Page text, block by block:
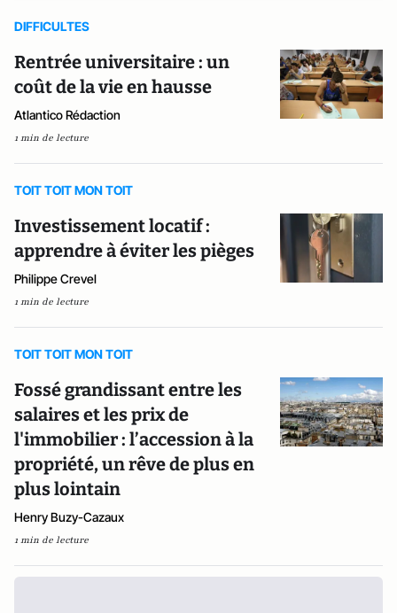
DIFFICULTES
Rentrée universitaire : un
coût de la vie en hausse
Atlantico Rédaction
1 min de lecture
TOIT TOIT MON TOIT
Investissement locatif :
apprendre à éviter les pièges
Philippe Crevel
1 min de lecture
TOIT TOIT MON TOIT
Fossé grandissant entre les
salaires et les prix de
l'immobilier : l’accession à la
propriété, un rêve de plus en
plus lointain
Henry Buzy-Cazaux
1 min de lecture